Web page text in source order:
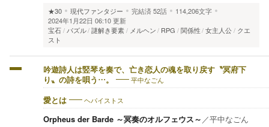
★30
現代ファンタジー 完結済52話
114,206文字
2024年1月22日 06:10 更新
宝石
パズル 謎解き要素 メルヘン RPG 関係性 女主人公
クエ
スト
吟遊詩人は竪琴を奏で、亡き恋人の魂を取り戻す〝冥府下
り〟の詩を唄う…。
平中なごん
愛とは ヘパイストス
Orpheus der Barde ～冥奏のオルフェウス～ ／平中なごん